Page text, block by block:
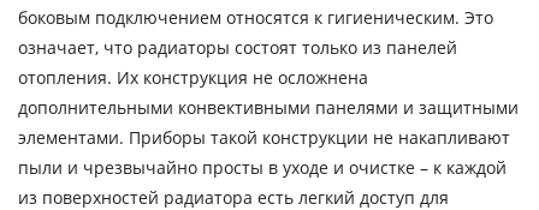
боковым подключением относятся к гигиеническим. Это
означает, что радиаторы состоят только из панелей
отопления. Их конструкция не осложнена
дополнительными конвективными панелями и защитными
элементами. Приборы такой конструкции не накапливают
пыли и чрезвычайно просты в уходе и очистке – к каждой
из поверхностей радиатора есть легкий доступ для